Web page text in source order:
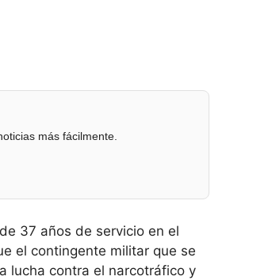
más fácilmente.
37 años de servicio en el
el contingente militar que se
lucha contra el narcotráfico y